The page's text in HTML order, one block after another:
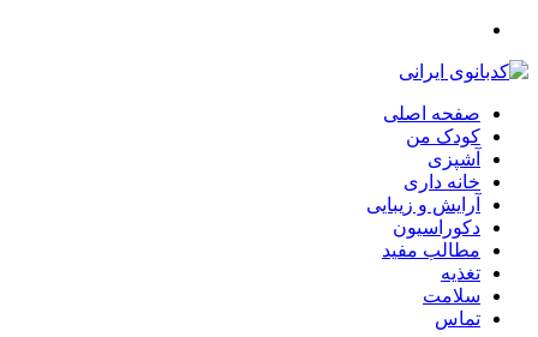
صفحه اصلی
کودک من
آشپزی
خانه داری
آرایش و زیبایی
دکوراسیون
مطالب مفید
تغذیه
سلامت
تماس